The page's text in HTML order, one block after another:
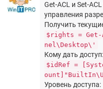
Get-ACL и Set-
управления
Получить
$rights = Get-
nel\Desktop\'
Кому дать доступ:
$idRef =
Уровень доступа: